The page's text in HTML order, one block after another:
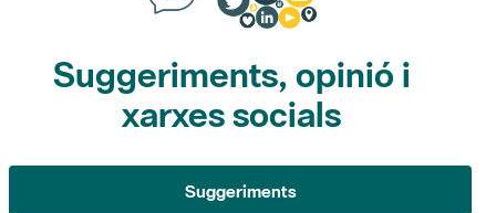
Suggeriments, opinió i
xarxes socials
Suggeriments